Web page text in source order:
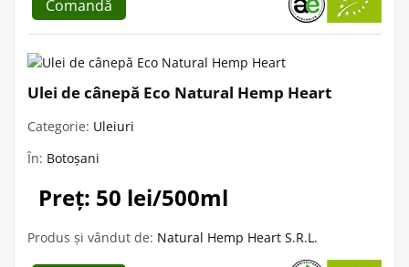
Comandă
Ulei de cânepă Eco Natural Hemp Heart
Categorie: Uleiuri
În: Botoșani
Preț: 50 lei/500ml
Produs și vândut de: Natural Hemp Heart S.R.L.